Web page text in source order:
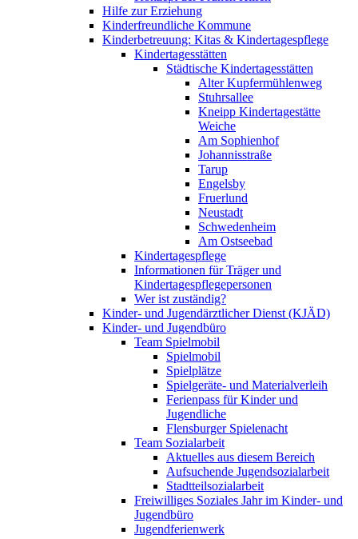
Hilfe zur Erziehung
Kinderfreundliche Kommune
Kinderbetreuung: Kitas & Kindertagespflege
Kindertagesstätten
Städtische Kindertagesstätten
Alter Kupfermühlenweg
Stuhrsallee
Kneipp Kindertagestätte
Weiche
Am Sophienhof
Johannisstraße
Tarup
Engelsby
Fruerlund
Neustadt
Schwedenheim
Am Ostseebad
Kindertagespflege
Informationen für Träger und
Kindertagespflegepersonen
Wer ist zuständig?
Kinder- und Jugendärztlicher Dienst (KJÄD)
Kinder- und Jugendbüro
Team Spielmobil
Spielmobil
Spielplätze
Spielgeräte- und Materialverleih
Ferienpass für Kinder und
Jugendliche
Flensburger Spielenacht
Team Sozialarbeit
Aktuelles aus diesem Bereich
Aufsuchende Jugendsozialarbeit
Stadtteilsozialarbeit
Freiwilliges Soziales Jahr im Kinder- und
Jugendbüro
Jugendferienwerk